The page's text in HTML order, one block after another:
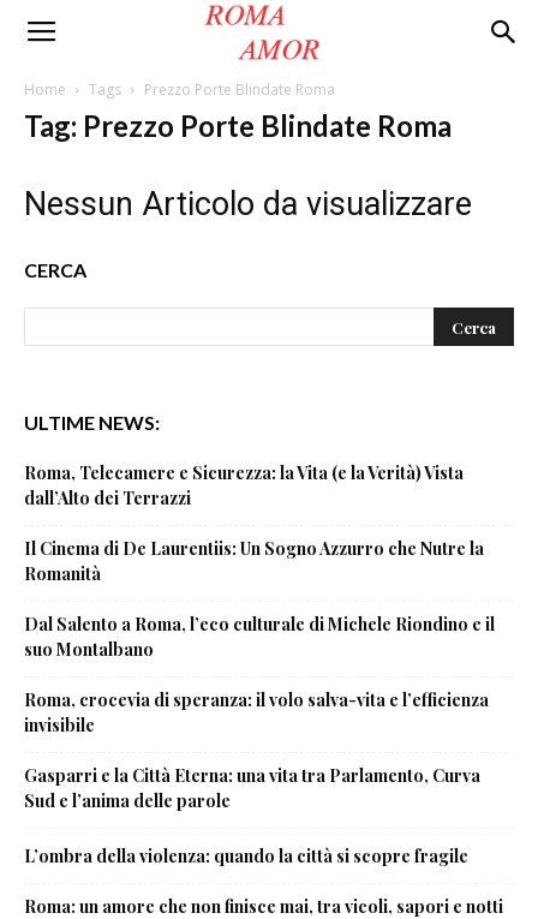
Roma
Amor
Home Tags Prezzo Porte Blindate Roma
Tag: Prezzo Porte Blindate Roma
Nessun Articolo da visualizzare
CERCA
ULTIME NEWS:
Roma, Telecamere e Sicurezza: la Vita (e la Verità) Vista
dall’Alto dei Terrazzi
Il Cinema di De Laurentiis: Un Sogno Azzurro che Nutre la
Romanità
Dal Salento a Roma, l’eco culturale di Michele Riondino e il
suo Montalbano
Roma, crocevia di speranza: il volo salva-vita e l’efficienza
invisibile
Gasparri e la Città Eterna: una vita tra Parlamento, Curva
Sud e l’anima delle parole
L’ombra della violenza: quando la città si scopre fragile
Roma: un amore che non finisce mai, tra vicoli, sapori e notti